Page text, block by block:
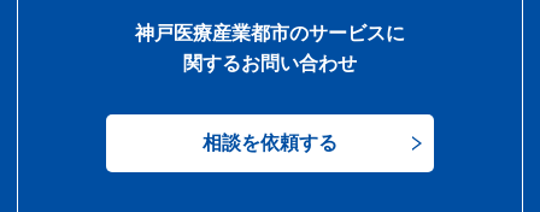
神戸医療産業都市のサービスに
関するお問い合わせ
相談を依頼する